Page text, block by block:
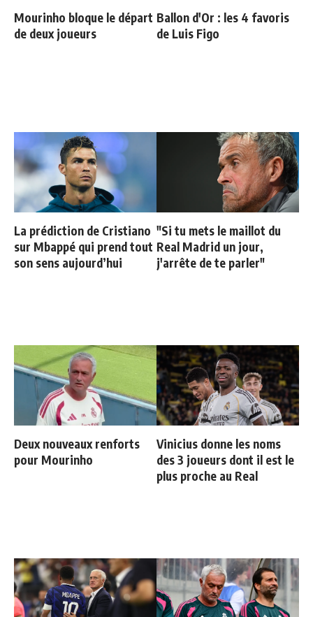
Mourinho bloque le départ
de deux joueurs
Ballon d'Or : les 4 favoris
de Luis Figo
La prédiction de Cristiano
sur Mbappé qui prend tout
son sens aujourd’hui
"Si tu mets le maillot du
Real Madrid un jour,
j'arrête de te parler"
Deux nouveaux renforts
pour Mourinho
Vinicius donne les noms
des 3 joueurs dont il est le
plus proche au Real